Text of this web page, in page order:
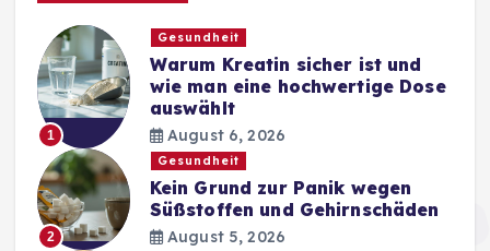
1
Gesundheit
Warum Kreatin sicher ist und
wie man eine hochwertige Dose
auswählt
August 6, 2026
2
Gesundheit
Kein Grund zur Panik wegen
Süßstoffen und Gehirnschäden
August 5, 2026